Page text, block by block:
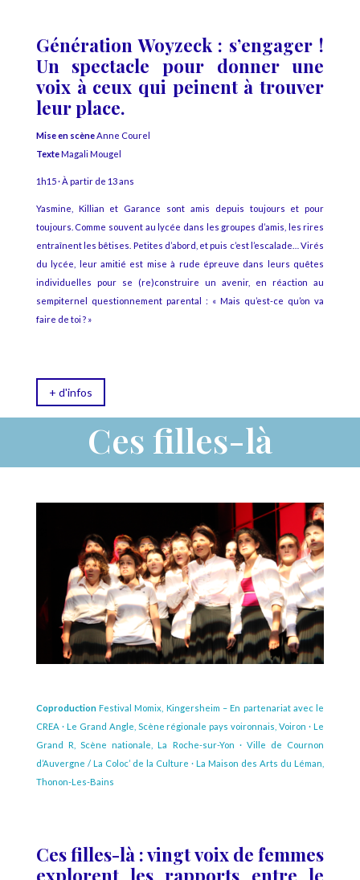
Génération Woyzeck : s’engager !
Un spectacle pour donner une
voix à ceux qui peinent à trouver
leur place.
Mise en scène Anne Courel
TexteMagali Mougel
1h15 · À partir de 13 ans
Yasmine, Killian et Garance sont amis depuis toujours et pour
toujours. Comme souvent au lycée dans les groupes d’amis, les rires
entraînent les bêtises. Petites d’abord, et puis c’est l’escalade… Virés
du lycée, leur amitié est mise à rude épreuve dans leurs quêtes
individuelles pour se (re)construire un avenir, en réaction au
sempiternel questionnement parental : « Mais qu’est-ce qu’on va
faire de toi ? »
+ d'infos
Ces filles-là
CoproductionFestival Momix, Kingersheim – En partenariat avec le
CREA · Le Grand Angle, Scène régionale pays voironnais, Voiron · Le
Grand R, Scène nationale, La Roche-sur-Yon · Ville de Cournon
d’Auvergne / La Coloc’ de la Culture · La Maison des Arts du Léman,
Thonon-Les-Bains
Ces filles-là : vingt voix de femmes
explorent les rapports entre le